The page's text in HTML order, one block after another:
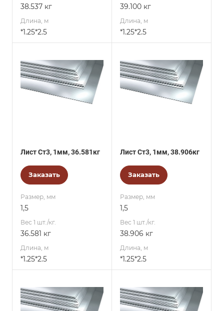
38.537 кг
Длина, м
*1.25*2.5
39.100 кг
Длина, м
*1.25*2.5
Лист Ст3, 1мм, 36.581кг
Заказать
Размер, мм
1,5
Вес 1 шт./кг.
36.581 кг
Длина, м
*1.25*2.5
Лист Ст3, 1мм, 38.906кг
Заказать
Размер, мм
1,5
Вес 1 шт./кг.
38.906 кг
Длина, м
*1.25*2.5